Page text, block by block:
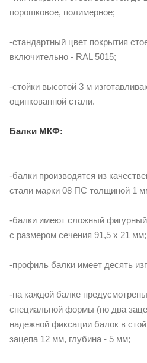
порошковое, полимерное;
-стандартный цвет покрытия
включительно - RAL 5015;
-стойки высотой 3 м
оцинкованной стали.
Балки МКФ:
-балки производятся из
стали марки 08 ПС толщиной 1
-балки имеют сложный
с размером сечения 91,5 х 21 мм;
-профиль балки имеет десять
-на каждой балке
специальной формы (по два
надежной фиксации балок в
зацепа 12 мм, глубина - 5 мм;